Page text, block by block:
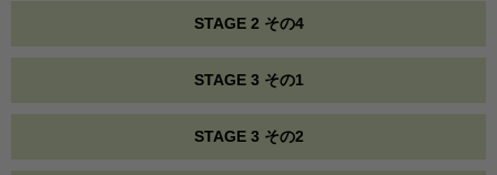
STAGE 2 その4
STAGE 3 その1
STAGE 3 その2